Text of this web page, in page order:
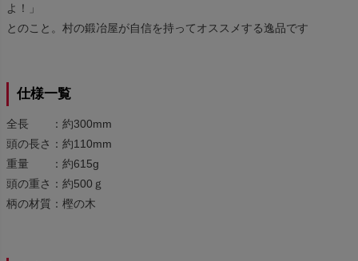
よ！」
とのこと。村の鍛冶屋が自信を持ってオススメする逸品です
仕様一覧
全長 ：約300mm
頭の長さ：約110mm
重量 ：約615g
頭の重さ：約500ｇ
柄の材質：樫の木